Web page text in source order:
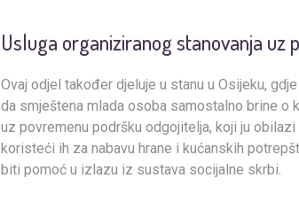
Usluga organiziranog stanovanja uz
Ovaj odjel također djeluje u stanu u Osijeku,
da smještena mlada osoba samostalno brine
uz povremenu podršku odgojitelja, koji ju
koristeći ih za nabavu hrane i kućanskih
biti pomoć u izlazu iz sustava socijalne skrbi.